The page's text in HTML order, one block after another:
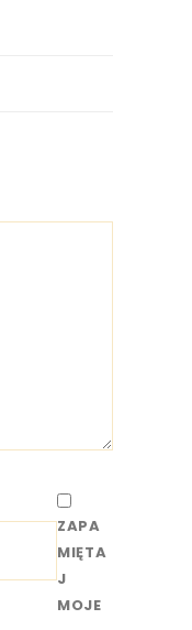
ZAPA
MIĘTA
J
MOJE